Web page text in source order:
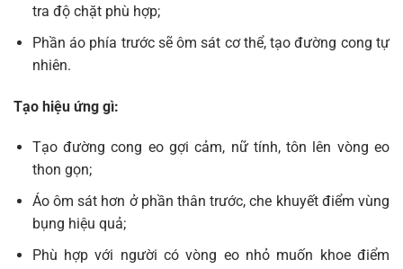
tra độ chặt phù hợp;
Phần áo phía trước sẽ ôm sát cơ thể, tạo đường cong tự
nhiên.
Tạo hiệu ứng gì:
Tạo đường cong eo gợi cảm, nữ tính, tôn lên vòng eo
thon gọn;
Áo ôm sát hơn ở phần thân trước, che khuyết điểm vùng
bụng hiệu quả;
Phù hợp với người có vòng eo nhỏ muốn khoe điểm